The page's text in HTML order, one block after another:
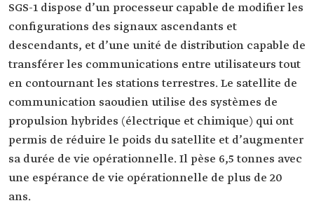
SGS-1 dispose d’un processeur capable de modifier les
configurations des signaux ascendants et
descendants, et d’une unité de distribution capable de
transférer les communications entre utilisateurs tout
en contournant les stations terrestres. Le satellite de
communication saoudien utilise des systèmes de
propulsion hybrides (électrique et chimique) qui ont
permis de réduire le poids du satellite et d’augmenter
sa durée de vie opérationnelle. Il pèse 6,5 tonnes avec
une espérance de vie opérationnelle de plus de 20
ans.